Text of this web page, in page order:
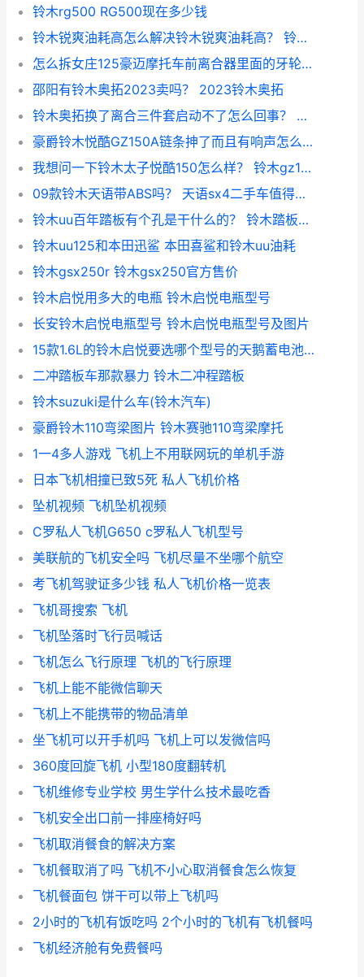
铃木rg500 RG500现在多少钱
铃木锐爽油耗高怎么解决铃木锐爽油耗高？ 铃木锐爽125油耗
怎么拆女庄125豪迈摩托车前离合器里面的牙轮？ 铃木王125离合器拆装图
邵阳有铃木奥拓2023卖吗？ 2023铃木奥拓
铃木奥拓换了离合三件套启动不了怎么回事？ 五菱宏光s离合器多少钱
豪爵铃木悦酷GZ150A链条抻了而且有响声怎么办? 豪爵nk150链条容易松
我想问一下铃木太子悦酷150怎么样？ 铃木gz150太子摩托车怎么样
09款铃木天语带ABS吗？ 天语sx4二手车值得买吗
铃木uu百年踏板有个孔是干什么的？ 铃木踏板摩托车125
铃木uu125和本田迅鲨 本田喜鲨和铃木uu油耗
铃木gsx250r 铃木gsx250官方售价
铃木启悦用多大的电瓶 铃木启悦电瓶型号
长安铃木启悦电瓶型号 铃木启悦电瓶型号及图片
15款1.6L的铃木启悦要选哪个型号的天鹅蓄电池？ 铃木启悦电瓶型号
二冲踏板车那款暴力 铃木二冲程踏板
铃木suzuki是什么车(铃木汽车)
豪爵铃木110弯梁图片 铃木赛驰110弯梁摩托
1一4多人游戏 飞机上不用联网玩的单机手游
日本飞机相撞已致5死 私人飞机价格
坠机视频 飞机坠机视频
C罗私人飞机G650 c罗私人飞机型号
美联航的飞机安全吗 飞机尽量不坐哪个航空
考飞机驾驶证多少钱 私人飞机价格一览表
飞机哥搜索 飞机
飞机坠落时飞行员喊话
飞机怎么飞行原理 飞机的飞行原理
飞机上能不能微信聊天
飞机上不能携带的物品清单
坐飞机可以开手机吗 飞机上可以发微信吗
360度回旋飞机 小型180度翻转机
飞机维修专业学校 男生学什么技术最吃香
飞机安全出口前一排座椅好吗
飞机取消餐食的解决方案
飞机餐取消了吗 飞机不小心取消餐食怎么恢复
飞机餐面包 饼干可以带上飞机吗
2小时的飞机有饭吃吗 2个小时的飞机有飞机餐吗
飞机经济舱有免费餐吗